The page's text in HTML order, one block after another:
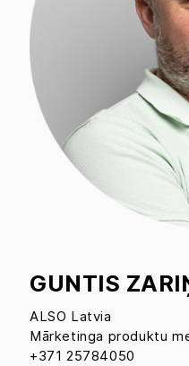
GUNTIS
ALSO Latvia
Mārketinga produktu
+371 25784050